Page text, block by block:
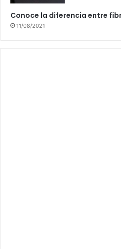
Conoce la diferencia entre
11/08/2021